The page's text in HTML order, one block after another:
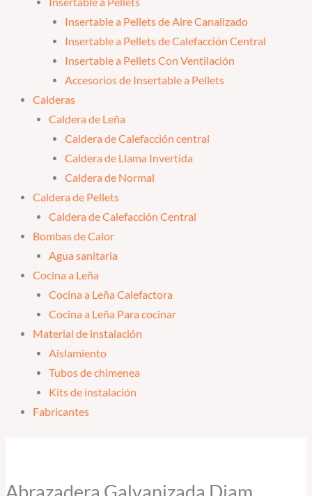
Insertable a Pellets de Aire Canalizado
Insertable a Pellets de Calefacción Central
Insertable a Pellets Con Ventilación
Accesorios de Insertable a Pellets
Calderas
Caldera de Leña
Caldera de Calefacción central
Caldera de Llama Invertida
Caldera de Normal
Caldera de Pellets
Caldera de Calefacción Central
Bombas de Calor
Agua sanitaria
Cocina a Leña
Cocina a Leña Calefactora
Cocina a Leña Para cocinar
Material de instalación
Aislamiento
Tubos de chimenea
Kits de instalación
Fabricantes
Abrazadera Galvanizada Diam
Diam